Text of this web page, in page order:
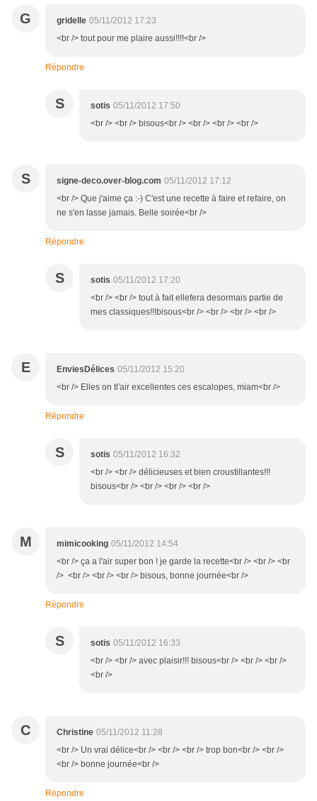
G gridelle 05/11/2012 17:23
<br /> tout pour me plaire aussi!!!!<br />
Répondre
S sotis 05/11/2012 17:50
<br /> <br /> bisous<br /> <br /> <br /> <br />
S signe-deco.over-blog.com 05/11/2012 17:12
<br /> Que j'aime ça :-) C'est une recette à faire et refaire, on
ne s'en lasse jamais. Belle soirée<br />
Répondre
S sotis 05/11/2012 17:20
<br /> <br /> tout à fait ellefera desormais partie de
mes classiques!!!bisous<br /> <br /> <br /> <br />
E EnviesDélices 05/11/2012 15:20
<br /> Elles on tl'air excellentes ces escalopes, miam<br />
Répondre
S sotis 05/11/2012 16:32
<br /> <br /> délicieuses et bien croustillantes!!!
bisous<br /> <br /> <br /> <br />
M mimicooking 05/11/2012 14:54
<br /> ça a l'air super bon ! je garde la recette<br /> <br /> <br
/> <br /> <br /> <br /> bisous, bonne journée<br />
Répondre
S sotis 05/11/2012 16:33
<br /> <br /> avec plaisir!!! bisous<br /> <br /> <br />
<br />
C Christine 05/11/2012 11:28
<br /> Un vrai délice<br /> <br /> <br /> trop bon<br /> <br />
<br /> bonne journée<br />
Répondre